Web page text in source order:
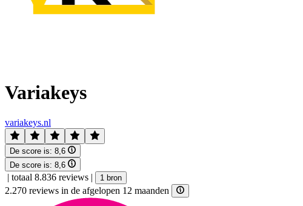
Variakeys
variakeys.nl
De score is: 8,6
De score is: 8,6
| totaal 8.836 reviews | 1 bron
2.270 reviews in de afgelopen 12 maanden